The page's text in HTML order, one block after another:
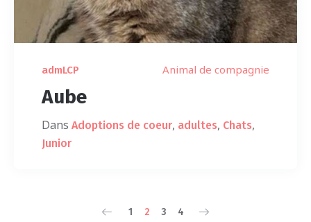
admLCP Animal de compagnie
Aube
Dans Adoptions de coeur, adultes, Chats,
Junior
1 2 3 4